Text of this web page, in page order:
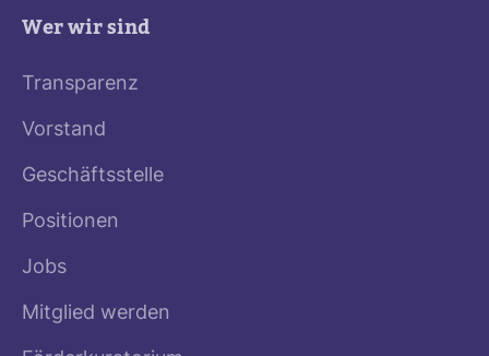
Wer wir sind
Transparenz
Vorstand
Geschäftsstelle
Positionen
Jobs
Mitglied werden